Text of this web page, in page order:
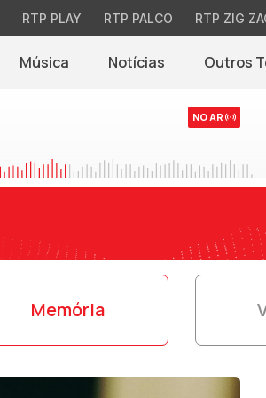
RTP PLAY RTP PALCO RTP ZIG
Música Notícias(abre em nova
Outros
NO AR
Memória